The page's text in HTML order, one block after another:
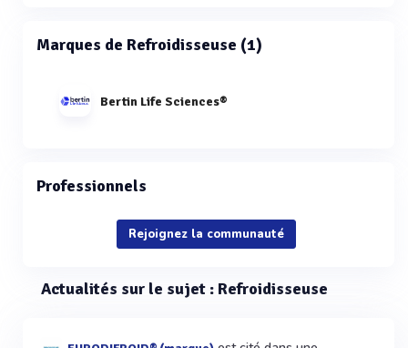
Marques de Refroidisseuse (1)
Bertin Life Sciences®
Professionnels
Rejoignez la communauté
Actualités sur le sujet : Refroidisseuse